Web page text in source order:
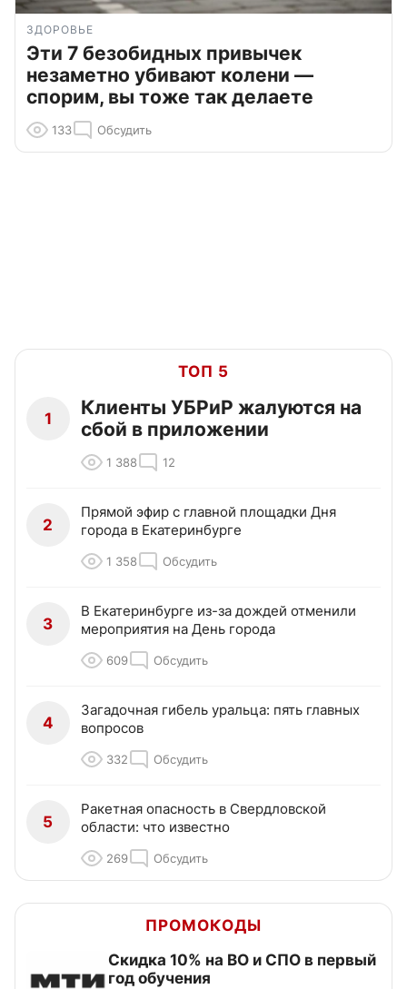
ЗДОРОВЬЕ
Эти 7 безобидных привычек
незаметно убивают колени —
спорим, вы тоже так делаете
133 Обсудить
ТОП 5
1
Клиенты УБРиР жалуются на
сбой в приложении
1 388 12
2
Прямой эфир с главной площадки Дня
города в Екатеринбурге
1 358 Обсудить
3
В Екатеринбурге из-за дождей отменили
мероприятия на День города
609 Обсудить
4
Загадочная гибель уральца: пять главных
вопросов
332 Обсудить
5
Ракетная опасность в Свердловской
области: что известно
269 Обсудить
ПРОМОКОДЫ
Скидка 10% на ВО и СПО в первый
год обучения